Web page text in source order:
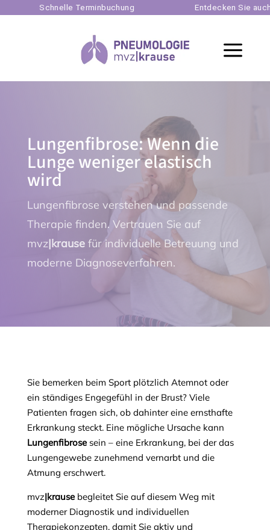
Schnelle Terminbuchung Entdecken Sie auch
a
Lungenfibrose: Wenn die
Lunge weniger elastisch
wird
Lungenfibrose verstehen und passende
Therapie finden. Vertrauen Sie auf
mvz|krausefür individuelle Betreuung und
moderne Diagnoseverfahren.
Sie bemerken beim Sport plötzlich Atemnot oder
ein ständiges Engegefühl in der Brust? Viele
Patienten fragen sich, ob dahinter eine ernsthafte
Erkrankung steckt. Eine mögliche Ursache kann
Lungenfibrosesein – eine Erkrankung, bei der das
Lungengewebe zunehmend vernarbt und die
Atmung erschwert.
mvz|krausebegleitet Sie auf diesem Weg mit
moderner Diagnostik und individuellen
Therapiekonzepten, damit Sie aktiv und